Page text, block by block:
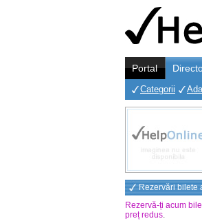
Portal
Categorii
Rezervări bilete
Rezervă-ți acum
preț redus.